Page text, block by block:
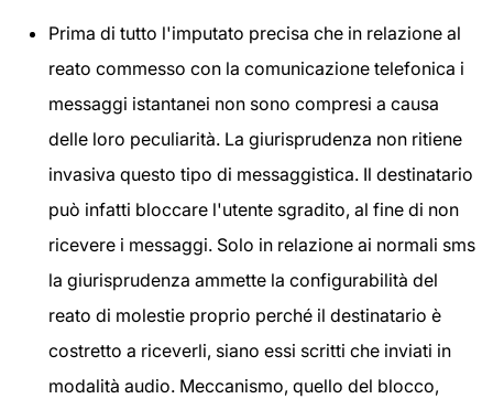
Prima di tutto l'imputato precisa che in relazione al
reato commesso con la comunicazione telefonica i
messaggi istantanei non sono compresi a causa
delle loro peculiarità. La giurisprudenza non ritiene
invasiva questo tipo di messaggistica. Il destinatario
può infatti bloccare l'utente sgradito, al fine di non
ricevere i messaggi. Solo in relazione ai normali sms
la giurisprudenza ammette la configurabilità del
reato di molestie proprio perché il destinatario è
costretto a riceverli, siano essi scritti che inviati in
modalità audio. Meccanismo, quello del blocco,